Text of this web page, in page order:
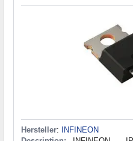
Hersteller:
INFINEON